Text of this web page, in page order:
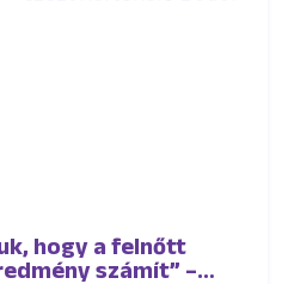
hogy a felnőtt
számít” –